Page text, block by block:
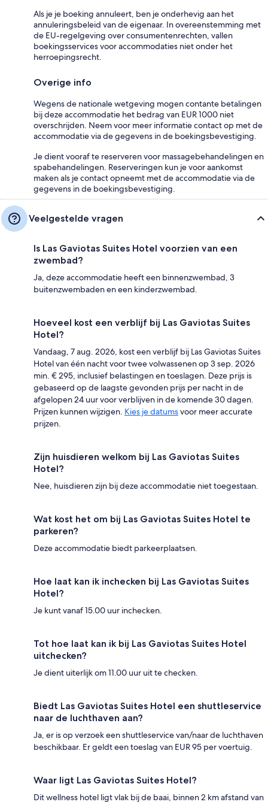
Als je je boeking annuleert, ben je onderhevig aan het
annuleringsbeleid van de eigenaar. In overeenstemming met
de EU-regelgeving over consumentenrechten, vallen
boekingsservices voor accommodaties niet onder het
herroepingsrecht.
Overige info
Wegens de nationale wetgeving mogen contante betalingen
bij deze accommodatie het bedrag van EUR 1000 niet
overschrijden. Neem voor meer informatie contact op met de
accommodatie via de gegevens in de boekingsbevestiging.
Je dient vooraf te reserveren voor massagebehandelingen en
spabehandelingen. Reserveringen kun je voor aankomst
maken als je contact opneemt met de accommodatie via de
gegevens in de boekingsbevestiging.
Veelgestelde vragen
Is Las Gaviotas Suites Hotel voorzien van een
zwembad?
Ja, deze accommodatie heeft een binnenzwembad, 3
buitenzwembaden en een kinderzwembad.
Hoeveel kost een verblijf bij Las Gaviotas Suites
Hotel?
Vandaag, 7 aug. 2026, kost een verblijf bij Las Gaviotas Suites
Hotel van één nacht voor twee volwassenen op 3 sep. 2026
min. € 295, inclusief belastingen en toeslagen. Deze prijs is
gebaseerd op de laagste gevonden prijs per nacht in de
afgelopen 24 uur voor verblijven in de komende 30 dagen.
Prijzen kunnen wijzigen. Kies je datumsvoor meer accurate
prijzen.
Zijn huisdieren welkom bij Las Gaviotas Suites
Hotel?
Nee, huisdieren zijn bij deze accommodatie niet toegestaan.
Wat kost het om bij Las Gaviotas Suites Hotel te
parkeren?
Deze accommodatie biedt parkeerplaatsen.
Hoe laat kan ik inchecken bij Las Gaviotas Suites
Hotel?
Je kunt vanaf 15.00 uur inchecken.
Tot hoe laat kan ik bij Las Gaviotas Suites Hotel
uitchecken?
Je dient uiterlijk om 11.00 uur uit te checken.
Biedt Las Gaviotas Suites Hotel een shuttleservice
naar de luchthaven aan?
Ja, er is op verzoek een shuttleservice van/naar de luchthaven
beschikbaar. Er geldt een toeslag van EUR 95 per voertuig.
Waar ligt Las Gaviotas Suites Hotel?
Dit wellness hotel ligt vlak bij de baai, binnen 2 km afstand van